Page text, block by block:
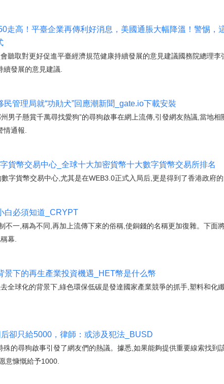
走高！平臺企業再傳利好消息，美國通脹大幅降溫！警惕，
聽取對更好促進平臺經濟規范健康持續發展的意見建議國務院總理
發展的意見建議.
管理局就“功勛犬”回應潮新聞_gate.io下載安裝
男子懸賞千萬尋找愛狗”的尋狗啟事在網上流傳,引發網友熱議,當地
通報.
貨幣交易中心_全球十大加密貨幣十大數字貨幣交易所排名
字貨幣交易中心,尤其是在WEB3.0正式入局后,更是得到了香港政府
必須知道_CRYPT
不一,稱為不同,再加上流傳下來的俗稱,使銅錢的名稱更加復雜。下面
幕.
景下的再生產業投資機遇_HET幣是什么幣
全球化的背景下,綠色環保低碳是發達國家產業競爭的抓手,塑料和化
卻只給5000，律師：或涉及犯法_BUSD
的尋狗啟事引發了網友們的熱議。據悉,如果能夠提供重要線索找到
意慷慨給予1000.